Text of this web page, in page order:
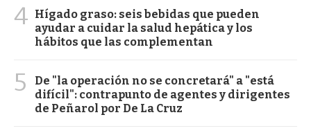
4 Hígado graso: seis bebidas que pueden
ayudar a cuidar la salud hepática y los
hábitos que las complementan
5
De "la operación no se concretará" a "está
difícil": contrapunto de agentes y dirigentes
de Peñarol por De La Cruz